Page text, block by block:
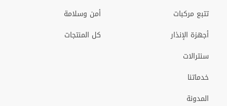
تتبع مركبات
أجهزة الإنذار
سنترالات
خدماتنا
المدونة
أمن وسلامة
كل المنتجات